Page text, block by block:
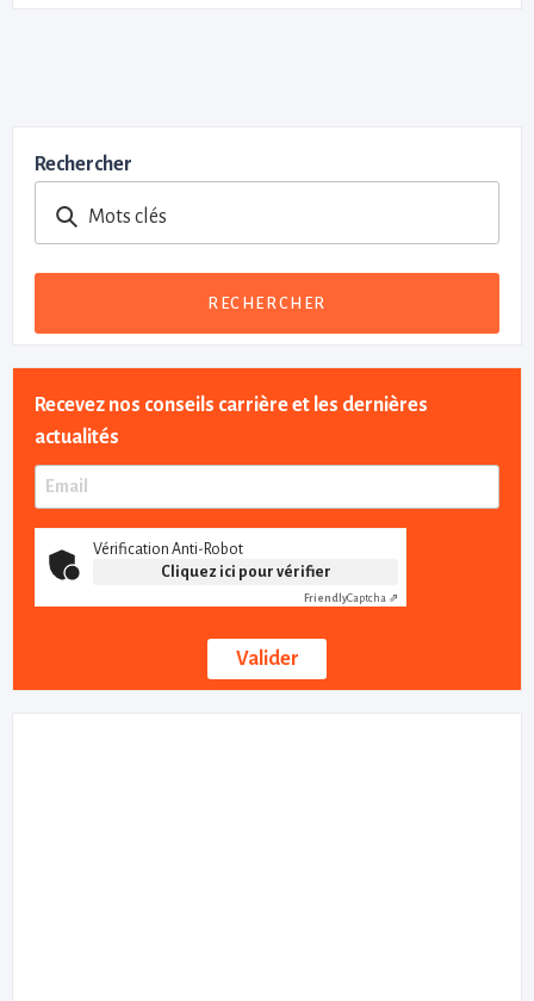
Rechercher
Mots clés
RECHERCHER
Recevez nos conseils carrière et les dernières
actualités
Vérification Anti-Robot
Cliquez ici pour vérifier
FriendlyCaptcha ⇗